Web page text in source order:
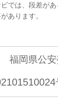
では、段差があ
あります。
岡県公安